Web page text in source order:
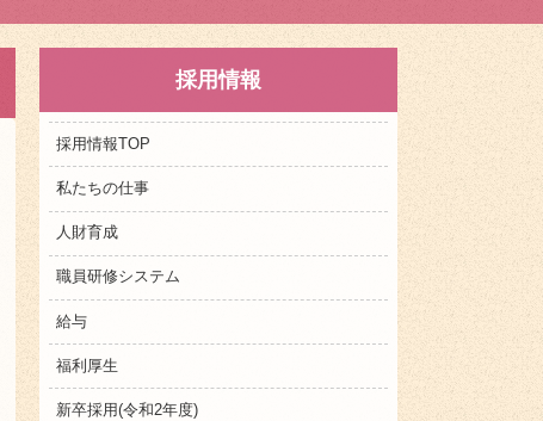
採用情報
採用情報TOP
私たちの仕事
人財育成
職員研修システム
給与
福利厚生
新卒採用(令和2年度)